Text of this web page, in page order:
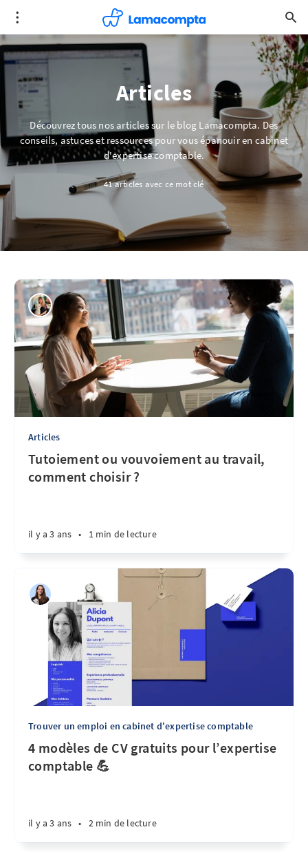
Articles
Découvrez tous nos articles sur le blog Lamacompta. Des
conseils, astuces et ressources pour vous épanouir en cabinet
d'expertise comptable.
41 articles avec ce mot clé
Articles
Tutoiement ou vouvoiement au travail,
comment choisir ?
il y a 3 ans • 1 min de lecture
Trouver un emploi en cabinet d'expertise comptable
4 modèles de CV gratuits pour l’expertise
comptable 💪
il y a 3 ans • 2 min de lecture